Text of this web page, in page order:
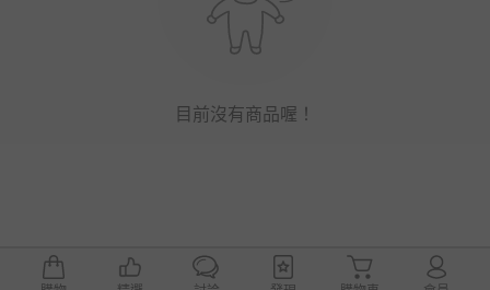
目前沒有商品喔！